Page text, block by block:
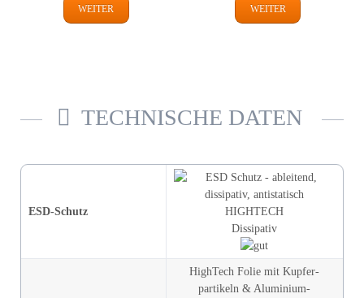
WEITER WEITER
TECHNISCHE DATEN
ESD-Schutz
HIGHTECH
Dissipativ
HighTech Folie mit Kupfer­
partikeln & Aluminium-